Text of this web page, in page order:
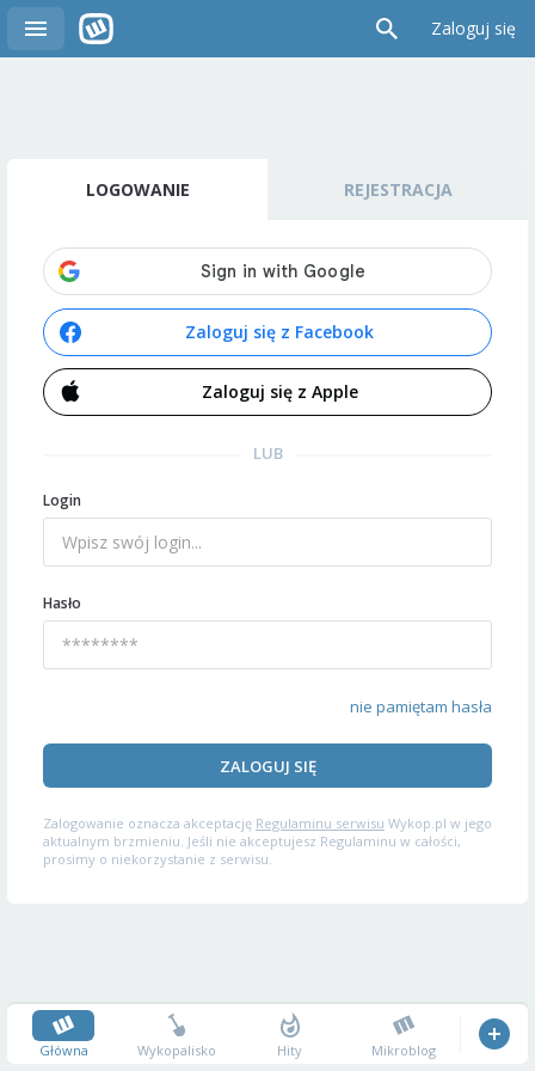
Zaloguj się
LOGOWANIE REJESTRACJA
Zaloguj się z Facebook
Zaloguj się z Apple
LUB
Login
Hasło
nie pamiętam hasła
ZALOGUJ SIĘ
Zalogowanie oznacza akceptację Regulaminu serwisu Wykop.pl w jego
aktualnym brzmieniu. Jeśli nie akceptujesz Regulaminu w całości,
prosimy o niekorzystanie z serwisu.
Główna Wykopalisko Hity Mikroblog